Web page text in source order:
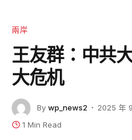
兩岸
王友群：中共
大危机
By wp_news2 2025 年
1 Min Read